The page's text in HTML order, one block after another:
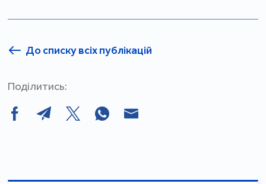
До списку всіх публікацій
Поділитись: